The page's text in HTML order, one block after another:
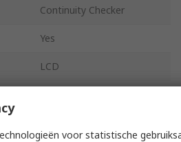
Continuity Checker
Yes
LCD
voor statistische